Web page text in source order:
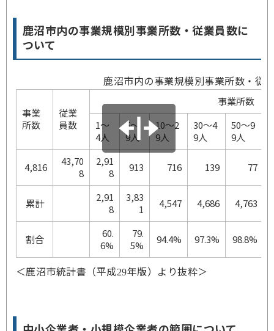
鹿沼市内の事業規模別事業所数・従業員数に
ついて
鹿沼市内の事業規模別事業所数・従
事業
所数
従業
員数
事業所数
1～
4人
5～
9人
10～2
9人
30～4
9人
50～9
9人
4,816
43,70
8
2,91
8
913 716 139 77
累計
2,91
8
3,83
1
4,547 4,686 4,763
割合
60.
6%
79.
5%
94.4% 97.3% 98.8%
＜鹿沼市統計書（平成29年版）より抜粋＞